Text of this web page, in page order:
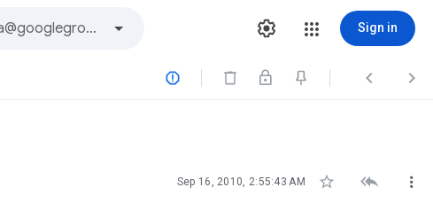
Sign in
  
Sep 16, 2010, 2:55:43 AM   